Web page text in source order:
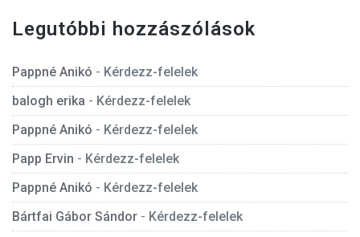
Legutóbbi hozzászólások
Pappné Anikó - Kérdezz-felelek
balogh erika - Kérdezz-felelek
Pappné Anikó - Kérdezz-felelek
Papp Ervin - Kérdezz-felelek
Pappné Anikó - Kérdezz-felelek
Bártfai Gábor Sándor - Kérdezz-felelek